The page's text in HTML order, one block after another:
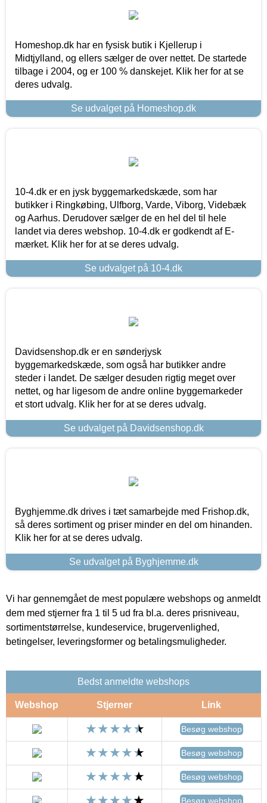
Homeshop.dk har en fysisk butik i Kjellerup i
Midtjylland, og ellers sælger de over nettet. De startede
tilbage i 2004, og er 100 % danskejet. Klik her for at se
deres udvalg.
Se udvalget på Homeshop.dk
10-4.dk er en jysk byggemarkedskæde, som har
butikker i Ringkøbing, Ulfborg, Varde, Viborg, Videbæk
og Aarhus. Derudover sælger de en hel del til hele
landet via deres webshop. 10-4.dk er godkendt af E-
mærket. Klik her for at se deres udvalg.
Se udvalget på 10-4.dk
Davidsenshop.dk er en sønderjysk
byggemarkedskæde, som også har butikker andre
steder i landet. De sælger desuden rigtig meget over
nettet, og har ligesom de andre online byggemarkeder
et stort udvalg. Klik her for at se deres udvalg.
Se udvalget på Davidsenshop.dk
Byghjemme.dk drives i tæt samarbejde med Frishop.dk,
så deres sortiment og priser minder en del om hinanden.
Klik her for at se deres udvalg.
Se udvalget på Byghjemme.dk
Vi har gennemgået de mest populære webshops og anmeldt
dem med stjerner fra 1 til 5 ud fra bl.a. deres prisniveau,
sortimentstørrelse, kundeservice, brugervenlighed,
betingelser, leveringsformer og betalingsmuligheder.
Bedst anmeldte webshops
Webshop Stjerner Link
Besøg webshop
Besøg webshop
Besøg webshop
Besøg webshop